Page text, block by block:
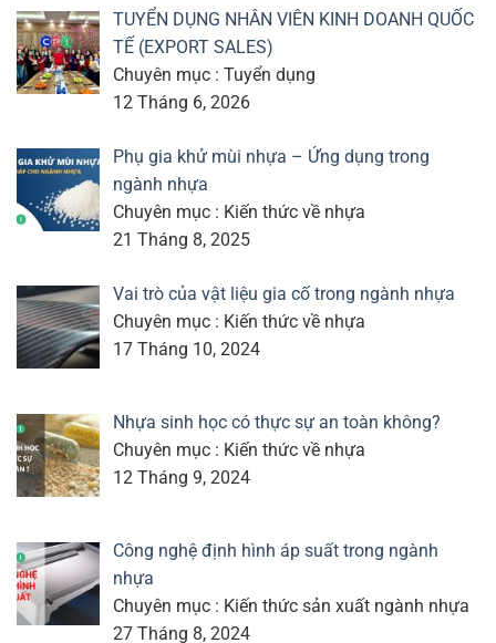
TUYỂN DỤNG NHÂN VIÊN KINH DOANH QUỐC
TẾ (EXPORT SALES)
Chuyên mục : Tuyển dụng
12 Tháng 6, 2026
Phụ gia khử mùi nhựa – Ứng dụng trong
ngành nhựa
Chuyên mục : Kiến thức về nhựa
21 Tháng 8, 2025
Vai trò của vật liệu gia cố trong ngành nhựa
Chuyên mục : Kiến thức về nhựa
17 Tháng 10, 2024
Nhựa sinh học có thực sự an toàn không?
Chuyên mục : Kiến thức về nhựa
12 Tháng 9, 2024
Công nghệ định hình áp suất trong ngành
nhựa
Chuyên mục : Kiến thức sản xuất ngành nhựa
27 Tháng 8, 2024